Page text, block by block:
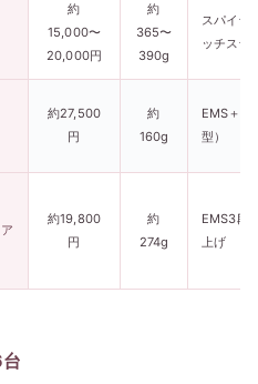
約
15,000〜
20,000円
約
365〜
390g
スパイラ
ッチスラ
約27,500
円
約
160g
EMS＋温
型）
約19,800
円
約
274g
EMS3段
上げ